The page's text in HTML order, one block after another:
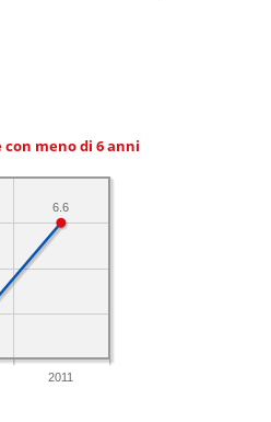
meno di 6 anni
2011
6.6